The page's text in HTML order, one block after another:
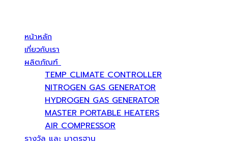
หน้าหลัก
เกี่ยวกับเรา
ผลิตภัณฑ์
TEMP CLIMATE CONTROLLER
NITROGEN GAS GENERATOR
HYDROGEN GAS GENERATOR
MASTER PORTABLE HEATERS
AIR COMPRESSOR
รางวัล และ มาตรฐาน